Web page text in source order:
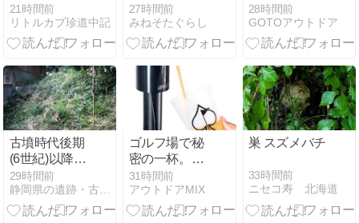
由して筑西市
へ
21時間前
リトルカブ珍道中記
27時間前
みねそたぐらし
悩みが即消え
る‼
28時間前
GOTOアウトドア
古墳時代後期
(6世紀)以降の
円墳 八幡古墳
(静岡県菊川市
(旧小笠郡菊川
29時間前
ゴルフ場で秘
密の一杯。
US発大人のゴ
ルフグッズ
「LiquorStick
31時間前
アウトドアMIX
巣 スズメバチ
33時間前
ニセコ寿 北海道